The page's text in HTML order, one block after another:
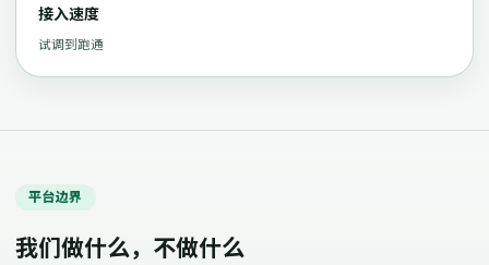
接入速度
试调到跑通
平台边界
我们做什么，不做什么